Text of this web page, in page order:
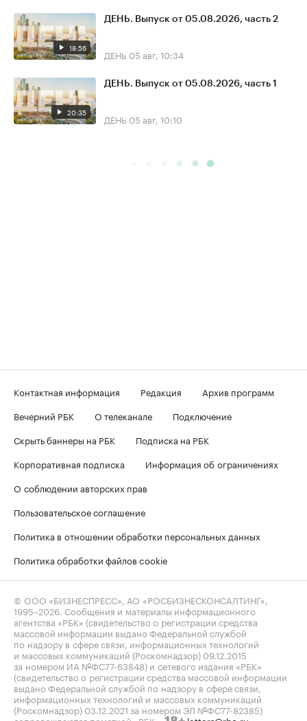
18:56
ДЕНЬ. Выпуск от 05.08.2026, часть 2
ДЕНЬ 05 авг, 10:34
20:35
ДЕНЬ. Выпуск от 05.08.2026, часть 1
ДЕНЬ 05 авг, 10:10
Контактная информация Редакция
Архив программ
Вечерний РБК
О телеканале
Подключение
Скрыть баннеры на РБК
Подписка на РБК
Корпоративная подписка
Информация об ограничениях
О соблюдении авторских прав
Пользовательское соглашение
Политика в отношении обработки персональных данных
Политика обработки файлов cookie
© ООО «БИЗНЕСПРЕСС», АО «РОСБИЗНЕСКОНСАЛТИНГ»,
1995–2026 . Сообщения и материалы информационного
агентства «РБК» (свидетельство о регистрации средства
массовой информации выдано Федеральной службой
по надзору в сфере связи, информационных технологий
и массовых коммуникаций (Роскомнадзор) 09.12.2015
за номером ИА №ФС77-63848) и сетевого издания «РБК»
(свидетельство о регистрации средства массовой информации
выдано Федеральной службой по надзору в сфере связи,
информационных технологий и массовых коммуникаций
(Роскомнадзор) 03.12.2021 за номером ЭЛ №ФС77-82385)